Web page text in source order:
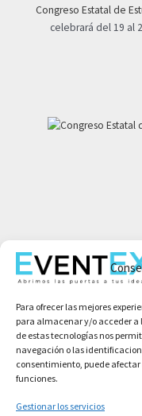
Para ofrecer las mejores
para almacenar y/o acceder
de estas tecnologías nos
navegación o las
consentimiento, puede
funciones.
Gestionar los servicios
Congreso Estatal de
celebrará del 19 al